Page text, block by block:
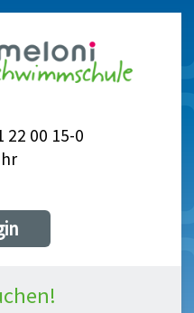
22 00 15-0